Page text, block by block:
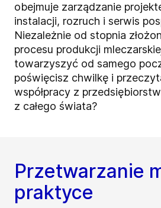
obejmuje zarządzanie
instalacji, rozruch i serwis
Niezależnie od stopnia
procesu produkcji
towarzyszyć od samego
poświęcisz chwilkę i
współpracy z
z całego świata?
Przetwarzanie
praktyce